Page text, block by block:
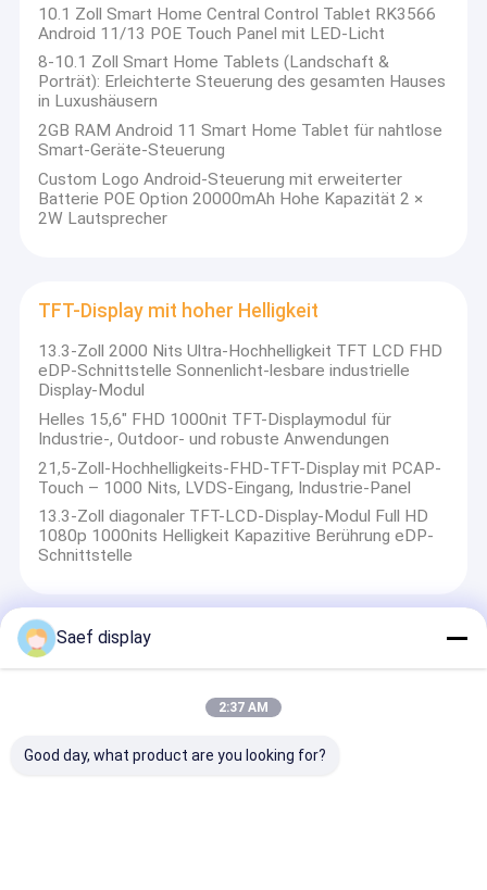
10.1 Zoll Smart Home Central Control Tablet RK3566
Android 11/13 POE Touch Panel mit LED-Licht
8-10.1 Zoll Smart Home Tablets (Landschaft &
Porträt): Erleichterte Steuerung des gesamten Hauses
in Luxushäusern
2GB RAM Android 11 Smart Home Tablet für nahtlose
Smart-Geräte-Steuerung
Custom Logo Android-Steuerung mit erweiterter
Batterie POE Option 20000mAh Hohe Kapazität 2 ×
2W Lautsprecher
TFT-Display mit hoher Helligkeit
13.3-Zoll 2000 Nits Ultra-Hochhelligkeit TFT LCD FHD
eDP-Schnittstelle Sonnenlicht-lesbare industrielle
Display-Modul
Helles 15,6" FHD 1000nit TFT-Displaymodul für
Industrie-, Outdoor- und robuste Anwendungen
21,5-Zoll-Hochhelligkeits-FHD-TFT-Display mit PCAP-
Touch – 1000 Nits, LVDS-Eingang, Industrie-Panel
13.3-Zoll diagonaler TFT-LCD-Display-Modul Full HD
1080p 1000nits Helligkeit Kapazitive Berührung eDP-
Schnittstelle
tragbarer Monitor
mountable,10-point Touch,1000 nit brightness, metal
13.3-inch 1920×1200 HD Touch Monitor | 10-point
Saef display
2:37 AM
Good day, what product are you looking for?